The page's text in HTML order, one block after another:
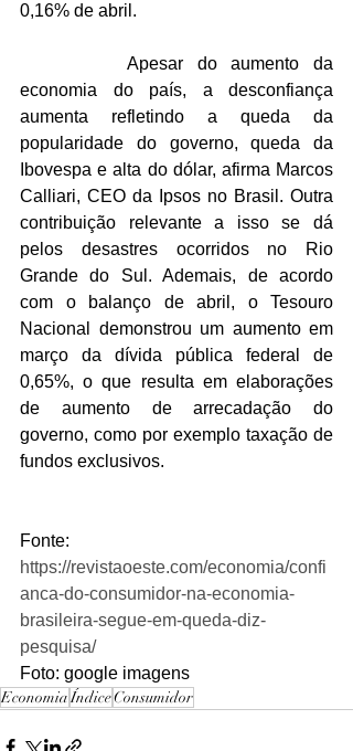
0,16% de abril.
		Apesar do aumento da
economia do país, a desconfiança
aumenta refletindo a queda da
popularidade do governo, queda da
Ibovespa e alta do dólar, afirma Marcos
Calliari, CEO da Ipsos no Brasil. Outra
contribuição relevante a isso se dá
pelos desastres ocorridos no Rio
Grande do Sul. Ademais, de acordo
com o balanço de abril, o Tesouro
Nacional demonstrou um aumento em
março da dívida pública federal de
0,65%, o que resulta em elaborações
de aumento de arrecadação do
governo, como por exemplo taxação de
fundos exclusivos.
Fonte:
https://revistaoeste.com/economia/confi
anca-do-consumidor-na-economia-
brasileira-segue-em-queda-diz-
pesquisa/
Foto: google imagens
EconomiaÍndiceConsumidor